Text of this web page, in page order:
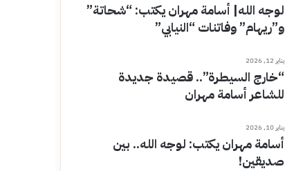
لوجه الله| أسامة مهران يكتب: “شحاتة”
و”ريهام” وفاتنات “النيابي”
يناير 12, 2026
“خارج السيطرة”.. قصيدة جديدة
للشاعر أسامة مهران
يناير 10, 2026
أسامة مهران يكتب: لوجه الله.. بين
صديقين!